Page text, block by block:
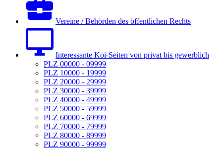
Vereine / Behörden des öffentlichen Rechts
Interessante Koi-Seiten von privat bis gewerblich
PLZ 00000 - 09999
PLZ 10000 - 19999
PLZ 20000 - 29999
PLZ 30000 - 39999
PLZ 40000 - 49999
PLZ 50000 - 59999
PLZ 60000 - 69999
PLZ 70000 - 79999
PLZ 80000 - 89999
PLZ 90000 - 99999